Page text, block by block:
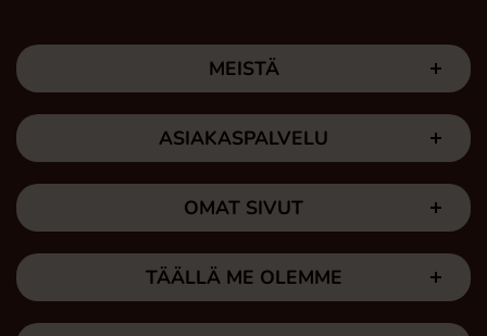
MEISTÄ
ASIAKASPALVELU
OMAT SIVUT
TÄÄLLÄ ME OLEMME